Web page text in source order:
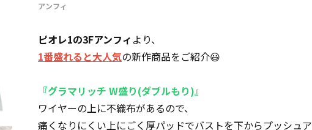
アンフィ
ピオレ1の3Fアンフィ より、
1番盛れると大人気の新作商品をご紹介😃
『グラマリッチ W盛り(ダブルもり)』
ワイヤーの上に不織布があるので、
痛くなりにくい上にごく厚パッドでバストを下からプッシュア